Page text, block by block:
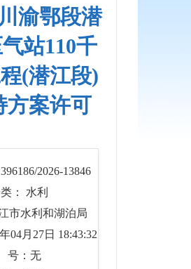
渝鄂段潜
站110千
(潜江段)
方案许可
2026-13846
： 水利
市水利和湖泊局
04月27日 18:43:32
：无